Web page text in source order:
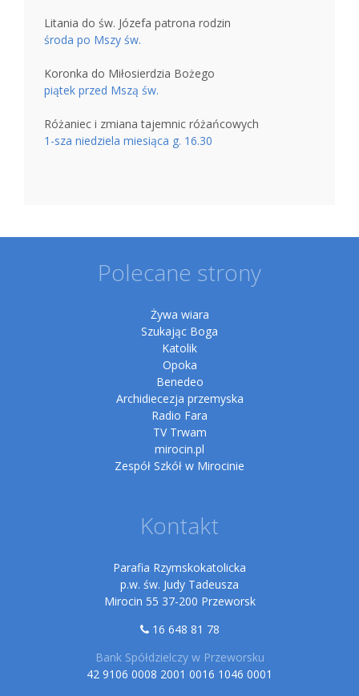
Litania do św. Józefa patrona rodzin
środa po Mszy św.
Koronka do Miłosierdzia Bożego
piątek przed Mszą św.
Różaniec i zmiana tajemnic różańcowych
1-sza niedziela miesiąca g. 16.30
Polecane strony
Żywa wiara
Szukając Boga
Katolik
Opoka
Benedeo
Archidiecezja przemyska
Radio Fara
TV Trwam
mirocin.pl
Zespół Szkół w Mirocinie
Kontakt
Parafia Rzymskokatolicka
p.w. św. Judy Tadeusza
Mirocin 55 37-200 Przeworsk
16 648 81 78
Bank Spółdzielczy w Przeworsku
42 9106 0008 2001 0016 1046 0001